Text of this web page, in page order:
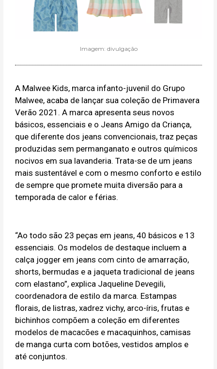
Imagem: divulgação
A Malwee Kids, marca infanto-juvenil do Grupo
Malwee, acaba de lançar sua coleção de Primavera
Verão 2021. A marca apresenta seus novos
básicos, essenciais e o Jeans Amigo da Criança,
que diferente dos jeans convencionais, traz peças
produzidas sem permanganato e outros químicos
nocivos em sua lavanderia. Trata-se de um jeans
mais sustentável e com o mesmo conforto e estilo
de sempre que promete muita diversão para a
temporada de calor e férias.
“Ao todo são 23 peças em jeans, 40 básicos e 13
essenciais. Os modelos de destaque incluem a
calça jogger em jeans com cinto de amarração,
shorts, bermudas e a jaqueta tradicional de jeans
com elastano”, explica Jaqueline Devegili,
coordenadora de estilo da marca. Estampas
florais, de listras, xadrez vichy, arco-íris, frutas e
bichinhos compõem a coleção em diferentes
modelos de macacões e macaquinhos, camisas
de manga curta com botões, vestidos amplos e
até conjuntos.